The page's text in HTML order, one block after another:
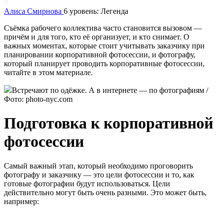
Алиса Смирнова 6 уровень: Легенда
Съёмка рабочего коллектива часто становится вызовом —
причём и для того, кто её организует, и кто снимает. О
важных моментах, которые стоит учитывать заказчику при
планировании корпоративной фотосессии, и фотографу,
который планирует проводить корпоративные фотосессии,
читайте в этом материале.
Встречают по одёжке. А в интернете — по фотографиям /
Фото: photo-nyc.com
Подготовка к корпоративной
фотосессии
Самый важный этап, который необходимо проговорить
фотографу и заказчику — это цели фотосессии и то, как
готовые фотографии будут использоваться. Цели
действительно могут быть очень разными. Это может быть,
например: